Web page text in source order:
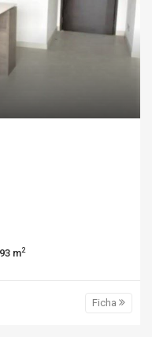
m2
Ficha